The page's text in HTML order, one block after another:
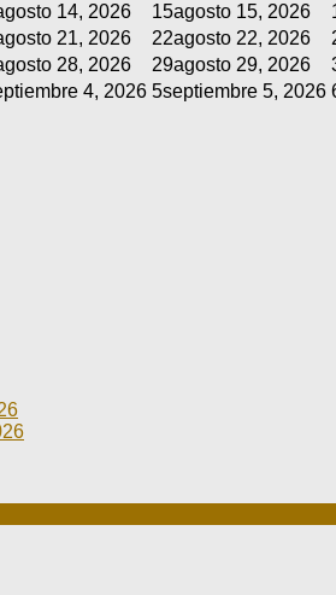
14, 2026 15agosto 15, 2026
21, 2026 22agosto 22, 2026
28, 2026 29agosto 29, 2026
4, 2026 5septiembre 5, 2026